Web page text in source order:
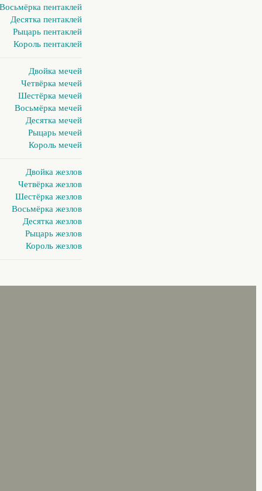
пентаклей
Десятка пентаклей
Рыцарь пентаклей
Король пентаклей
Двойка мечей
Четвёрка мечей
Шестёрка мечей
Восьмёрка мечей
Десятка мечей
Рыцарь мечей
Король мечей
Двойка жезлов
Четвёрка жезлов
Шестёрка жезлов
Восьмёрка жезлов
Десятка жезлов
Рыцарь жезлов
Король жезлов